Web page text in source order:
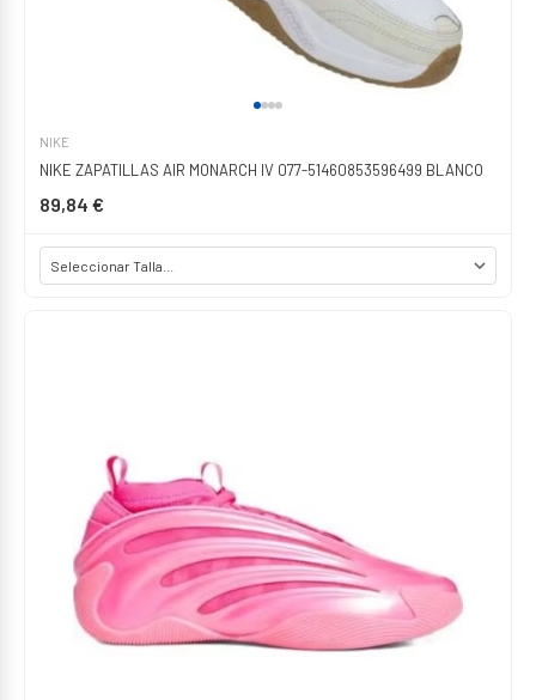
NIKE
NIKE ZAPATILLAS AIR MONARCH IV 077-51460853596499 BLANCO
89,84 €